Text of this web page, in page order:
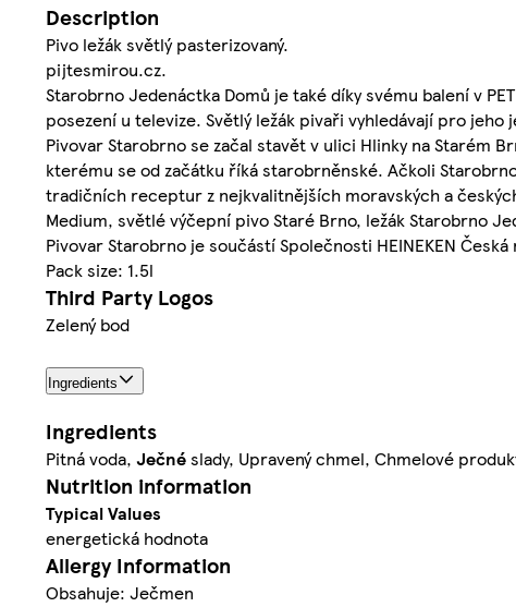
Description
Pivo ležák světlý pasterizovaný.
pijtesmirou.cz.
Starobrno Jedenáctka Domů je také díky svému balení v
posezení u televize. Světlý ležák pivaři vyhledávají pro
Pivovar Starobrno se začal stavět v ulici Hlinky na Starém
kterému se od začátku říká starobrněnské. Ačkoli
tradičních receptur z nejkvalitnějších moravských a
Medium, světlé výčepní pivo Staré Brno, ležák Starobrno
Pivovar Starobrno je součástí Společnosti HEINEKEN
Pack size: 1.5l
Third Party Logos
Zelený bod
Ingredients
Ingredients
Pitná voda, Ječnéslady, Upravený chmel, Chmelové
Nutrition information
Typical Values
energetická hodnota
Allergy Information
Obsahuje: Ječmen